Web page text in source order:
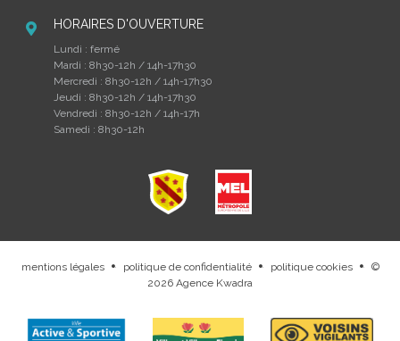
HORAIRES D'OUVERTURE
Lundi : fermé
Mardi : 8h30-12h / 14h-17h30
Mercredi : 8h30-12h / 14h-17h30
Jeudi : 8h30-12h / 14h-17h30
Vendredi : 8h30-12h / 14h-17h
Samedi : 8h30-12h
mentions légales . politique de confidentialité . politique cookies .
©
2026 Agence Kwadra